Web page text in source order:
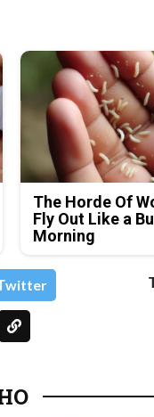
The Horde Of
Fly Out Like a
Morning